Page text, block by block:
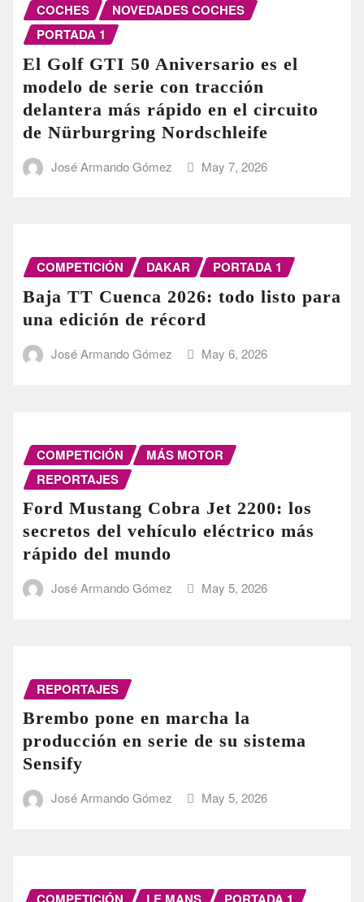
COCHES
NOVEDADES COCHES
PORTADA 1
El Golf GTI 50 Aniversario es el
modelo de serie con tracción
delantera más rápido en el circuito
de Nürburgring Nordschleife
José Armando Gómez May 7, 2026
COMPETICIÓN DAKAR PORTADA 1
Baja TT Cuenca 2026: todo listo para
una edición de récord
José Armando Gómez May 6, 2026
COMPETICIÓN
MÁS MOTOR
REPORTAJES
Ford Mustang Cobra Jet 2200: los
secretos del vehículo eléctrico más
rápido del mundo
José Armando Gómez May 5, 2026
REPORTAJES
Brembo pone en marcha la
producción en serie de su sistema
Sensify
José Armando Gómez May 5, 2026